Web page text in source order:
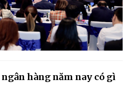
hàng năm nay có gì